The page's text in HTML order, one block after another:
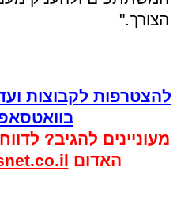
הצורך."
להצטרפות לקבוצות
מעוניינים להגיב?
האדום